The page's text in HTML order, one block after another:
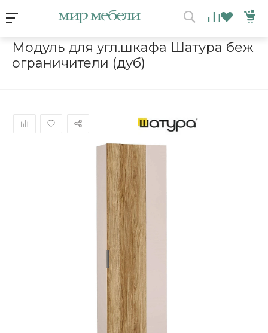
Каталог мебели / Шкафы Модуль для угл.шкафа
Модуль для угл.шкафа Шатура беж
ограничители (дуб)
Условия акции
ВЫИГРАЙ МЕБЕЛЬ
Получи подарок просто
покрутив колесо
ХОЧУ ПОДАРОК
Доступно вращений: 1